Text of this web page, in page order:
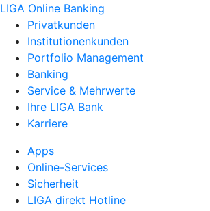
LIGA Online Banking
Privatkunden
Institutionenkunden
Portfolio Management
Banking
Service & Mehrwerte
Ihre LIGA Bank
Karriere
Apps
Online-Services
Sicherheit
LIGA direkt Hotline